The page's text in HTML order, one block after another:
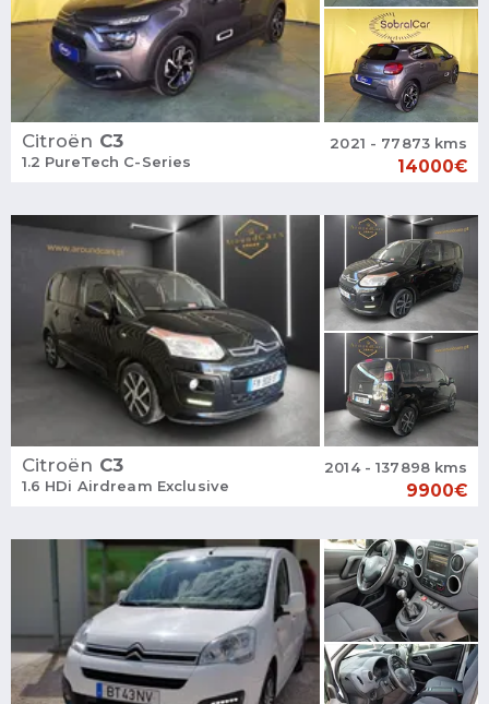
Citroën C3
1.2 PureTech C-Series
2021 - 77873 kms
14000€
Citroën C3
1.6 HDi Airdream Exclusive
2014 - 137898 kms
9900€